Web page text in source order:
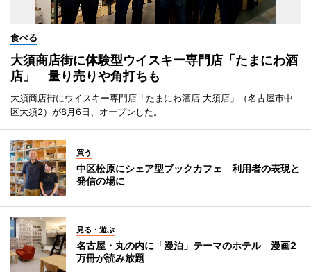
食べる
大須商店街に体験型ウイスキー専門店「たまにわ酒
店」 量り売りや角打ちも
大須商店街にウイスキー専門店「たまにわ酒店 大須店」（名古屋市中
区大須2）が8月6日、オープンした。
買う
中区松原にシェア型ブックカフェ 利用者の表現と
発信の場に
見る・遊ぶ
名古屋・丸の内に「漫泊」テーマのホテル 漫画2
万冊が読み放題